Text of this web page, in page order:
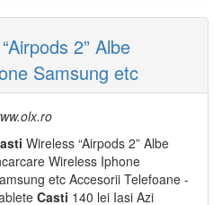
2” Albe
Samsung etc
Wireless “Airpods 2” Albe
Wireless Iphone
etc Accesorii Telefoane -
Casti 140 lei Iasi Azi